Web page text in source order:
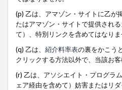
(p) 乙は、アマゾン・サイトに乙が
たはアマゾン・サイトで提供され
て）、特別リンクを含めてはなりま
(q) 乙は、 紹介料率表の裏をかこう
クリックする方法以外で、当該お
(r) 乙は、アソシエイト・プログラ
ェア経由を含めて）妨害またはリ